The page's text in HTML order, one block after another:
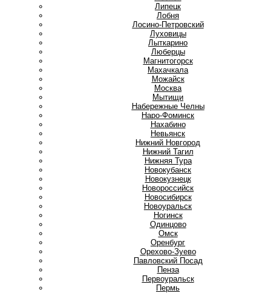
Липецк
Лобня
Лосино-Петровский
Луховицы
Лыткарино
Люберцы
Магнитогорск
Махачкала
Можайск
Москва
Мытищи
Набережные Челны
Наро-Фоминск
Нахабино
Невьянск
Нижний Новгород
Нижний Тагил
Нижняя Тура
Новокубанск
Новокузнецк
Новороссийск
Новосибирск
Новоуральск
Ногинск
Одинцово
Омск
Оренбург
Орехово-Зуево
Павловский Посад
Пенза
Первоуральск
Пермь